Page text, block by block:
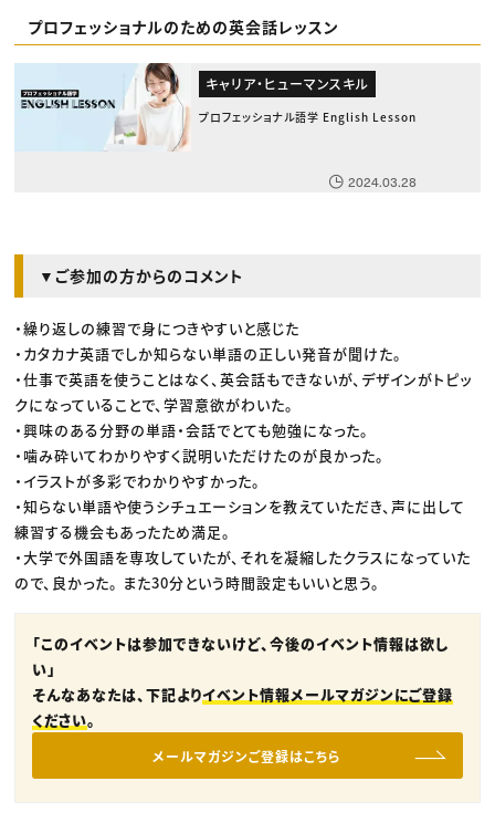
プロフェッショナルのための英会話レッスン
キャリア・ヒューマンスキル
プロフェッショナル語学 English Lesson
2024.03.28
▼ご参加の方からのコメント
・繰り返しの練習で身につきやすいと感じた
・カタカナ英語でしか知らない単語の正しい発音が聞けた。
・仕事で英語を使うことはなく、英会話もできないが、デザインがトピッ
クになっていることで、学習意欲がわいた。
・興味のある分野の単語・会話でとても勉強になった。
・噛み砕いてわかりやすく説明いただけたのが良かった。
・イラストが多彩でわかりやすかった。
・知らない単語や使うシチュエーションを教えていただき、声に出して
練習する機会もあったため満足。
・大学で外国語を専攻していたが、それを凝縮したクラスになっていた
ので、良かった。 また30分という時間設定もいいと思う。
「このイベントは参加できないけど、今後のイベント情報は欲し
い」
そんなあなたは、下記よりイベント情報メールマガジンにご登録
ください。
メールマガジンご登録はこちら